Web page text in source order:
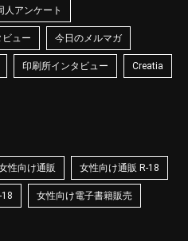
人アンケート
ュー 今日のメルマガ
印刷所インタビュー Creatia
性向け通販 女性向け通販 R-18
女性向け電子書籍販売